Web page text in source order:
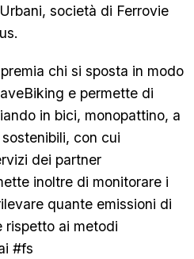
società di Ferrovie
chi si sposta in modo
e permette di
in bici, monopattino, a
con cui
dei partner
inoltre di monitorare i
quante emissioni di
rispetto ai metodi
#fs